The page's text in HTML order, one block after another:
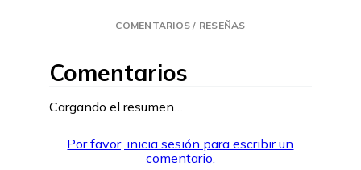
COMENTARIOS / RESEÑAS
Comentarios
Cargando el resumen…
Por favor, inicia sesión para escribir un
comentario.